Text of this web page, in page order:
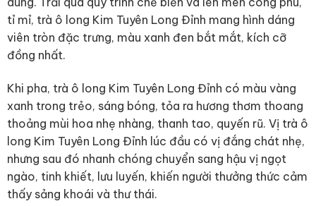
tỉ mỉ, trà ô long Kim Tuyên Long Đỉnh mang hình dáng
viên tròn đặc trưng, màu xanh đen bắt mắt, kích cỡ
đồng nhất.
Khi pha, trà ô long Kim Tuyên Long Đỉnh có màu vàng
xanh trong trẻo, sáng bóng, tỏa ra hương thơm thoang
thoảng mùi hoa nhẹ nhàng, thanh tao, quyến rũ. Vị trà ô
long Kim Tuyên Long Đỉnh lúc đầu có vị đắng chát nhẹ,
nhưng sau đó nhanh chóng chuyển sang hậu vị ngọt
ngào, tinh khiết, lưu luyến, khiến người thưởng thức cảm
thấy sảng khoái và thư thái.